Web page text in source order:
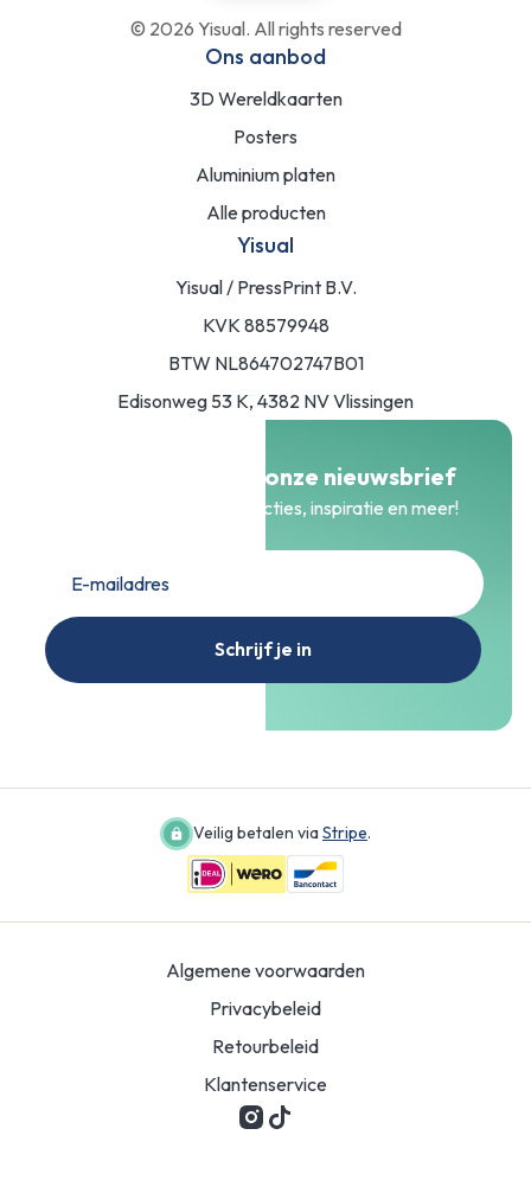
© 2026 Yisual. All rights reserved
Ons aanbod
3D Wereldkaarten
Posters
Aluminium platen
Alle producten
Yisual
Yisual / PressPrint B.V.
KVK 88579948
BTW NL864702747B01
Edisonweg 53 K, 4382 NV Vlissingen
Meld je aan voor onze nieuwsbrief
Blijf op de hoogte van acties, inspiratie en meer!
Schrijf je in
Veilig betalen via Stripe.
Algemene voorwaarden
Privacybeleid
Retourbeleid
Klantenservice